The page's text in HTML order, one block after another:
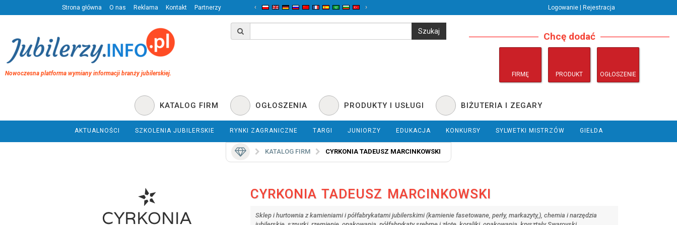
Strona główna O nas Reklama Kontakt Partnerzy ‹ › Logowanie | Rejestracja
Nowoczesna platforma wymiany informacji branży jubilerskiej.
Chcę dodać
FIRMĘ PRODUKT OGŁOSZENIE
KATALOG FIRM OGŁOSZENIA PRODUKTY I USŁUGI BIŻUTERIA I ZEGARY
AKTUALNOŚCI SZKOLENIA JUBILERSKIE RYNKI ZAGRANICZNE TARGI JUNIORZY EDUKACJA KONKURSY SYLWETKI MISTRZÓW GIEŁDA
KATALOG FIRM CYRKONIA TADEUSZ MARCINKOWSKI
CYRKONIA TADEUSZ MARCINKOWSKI
Sklep i hurtownia z kamieniami i półfabrykatami jubilerskimi (kamienie fasetowane, perły, markazyty,), chemia i narzędzia